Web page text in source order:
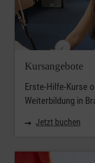
Kursangebote
Erste-Hilfe-Kurse
Weiterbildung in
Jetzt buchen